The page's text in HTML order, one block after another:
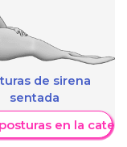
de sirena
sentada
posturas en la